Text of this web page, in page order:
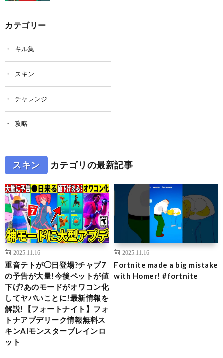
カテゴリー
キル集
スキン
チャレンジ
攻略
スキン カテゴリの最新記事
2025.11.16
重音テトが◯日登場?チャプ7
の予告が大量!今後ペットが値
下げ?あのモードがオワコン化
してヤバいことに!最新情報を
解説!【フォートナイト】フォ
トナアプデリーク情報無料ス
キンAIモンスターブレインロ
ット
2025.11.16
Fortnite made a big mistake
with Homer! #fortnite